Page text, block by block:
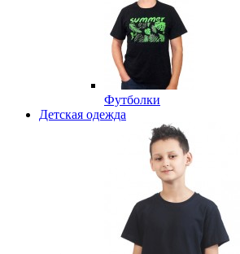
Футболки
Детская одежда